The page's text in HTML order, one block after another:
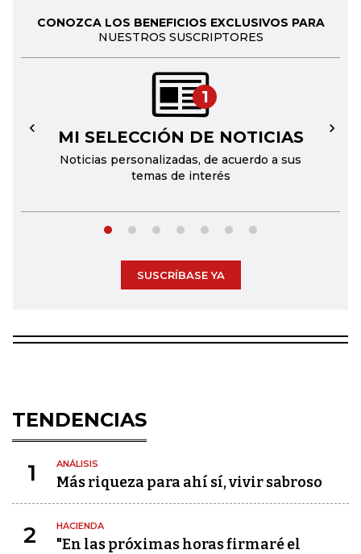
CONOZCA LOS BENEFICIOS EXCLUSIVOS PARA
NUESTROS SUSCRIPTORES
1
MI SELECCIÓN DE NOTICIAS
Noticias personalizadas, de acuerdo a sus
temas de interés
← →
SUSCRÍBASE YA
TENDENCIAS
1 ANÁLISIS
Más riqueza para ahí sí, vivir sabroso
2 HACIENDA
"En las próximas horas firmaré el